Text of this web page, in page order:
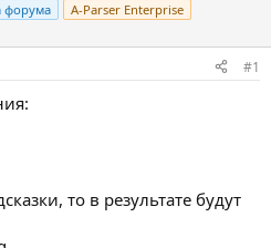
форума A-Parser Enterprise
#1
то в результате будут